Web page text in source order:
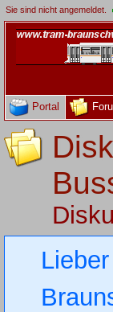
Sie sind nicht angemeldet.
Portal